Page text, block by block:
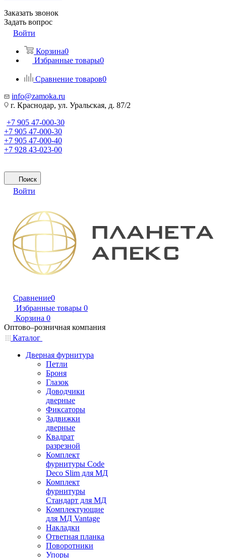
Заказать звонок
Задать вопрос
Войти
Корзина0
Избранные товары0
Сравнение товаров0
info@zamoka.ru
г. Краснодар, ул. Уральская, д. 87/2
+7 905 47-000-30
+7 905 47-000-30
+7 905 47-000-40
+7 928 43-023-00
Поиск
Войти
Сравнение0
Избранные товары 0
Корзина 0
Оптово–розничная компания
Каталог
Дверная фурнитура
Петли
Броня
Глазок
Доводчики
дверные
Фиксаторы
Задвижки
дверные
Квадрат
разрезной
Комплект
фурнитуры Code
Deco Slim для МД
Комплект
фурнитуры
Стандарт для МД
Комплектующие
для МД Vantage
Накладки
Ответная планка
Поворотники
Упоры